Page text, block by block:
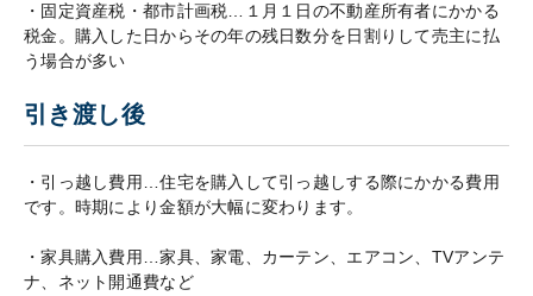
・固定資産税・都市計画税…１月１日の不動産所有者にかかる
税金。購入した日からその年の残日数分を日割りして売主に払
う場合が多い
引き渡し後
・引っ越し費用…住宅を購入して引っ越しする際にかかる費用
です。時期により金額が大幅に変わります。
・家具購入費用…家具、家電、カーテン、エアコン、TVアンテ
ナ、ネット開通費など